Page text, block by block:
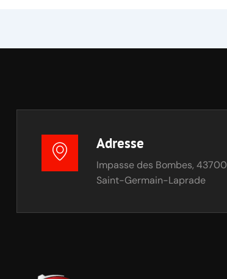
Adresse
Impasse des Bombes, 43700
Saint-Germain-Laprade